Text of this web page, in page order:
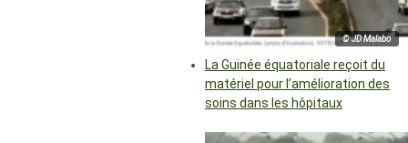
© JD Malabo
La Guinée équatoriale reçoit du
matériel pour l’amélioration des
soins dans les hôpitaux